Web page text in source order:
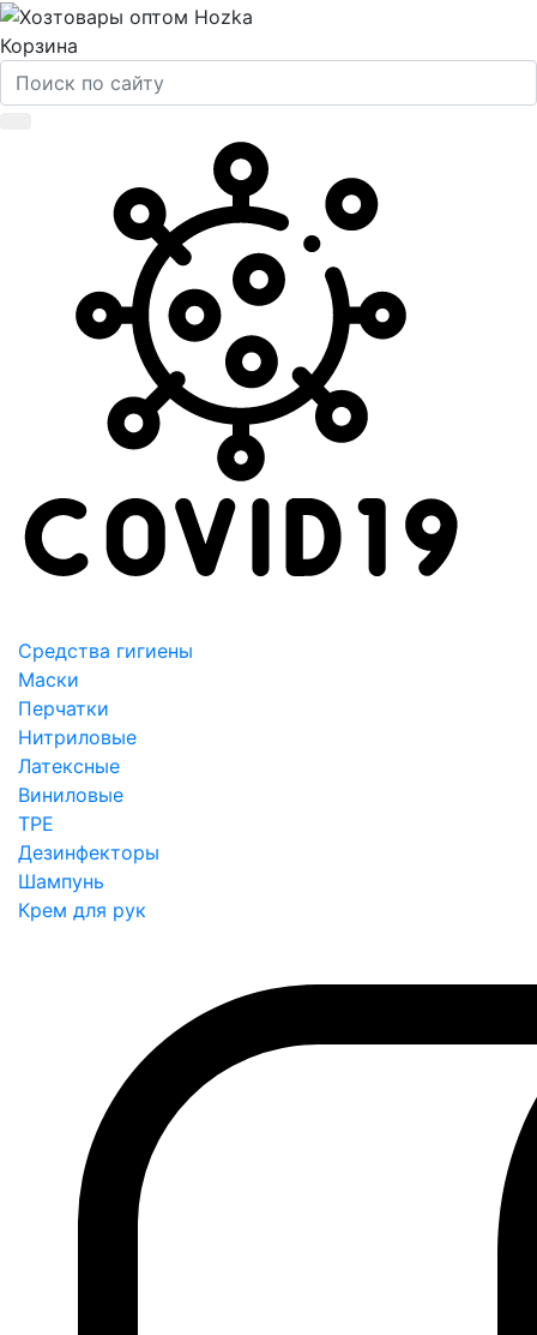
Корзина
Средства гигиены
Маски
Перчатки
Нитриловые
Латексные
Виниловые
TPE
Дезинфекторы
Шампунь
Крем для рук